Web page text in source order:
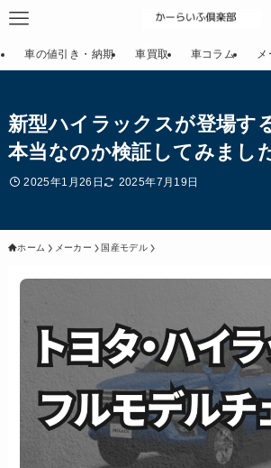
車の値引き・納期 車買取 車コラム
新型ハイラックスが登場す
本当なのか検証してみまし
2025年1月26日 2025年7月19日
ホーム メーカー 国産モデル